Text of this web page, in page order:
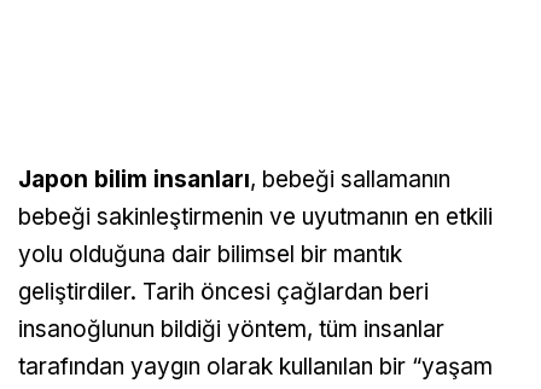
Japon bilim insanları, bebeği sallamanın
bebeği sakinleştirmenin ve uyutmanın en etkili
yolu olduğuna dair bilimsel bir mantık
geliştirdiler. Tarih öncesi çağlardan beri
insanoğlunun bildiği yöntem, tüm insanlar
tarafından yaygın olarak kullanılan bir “yaşam